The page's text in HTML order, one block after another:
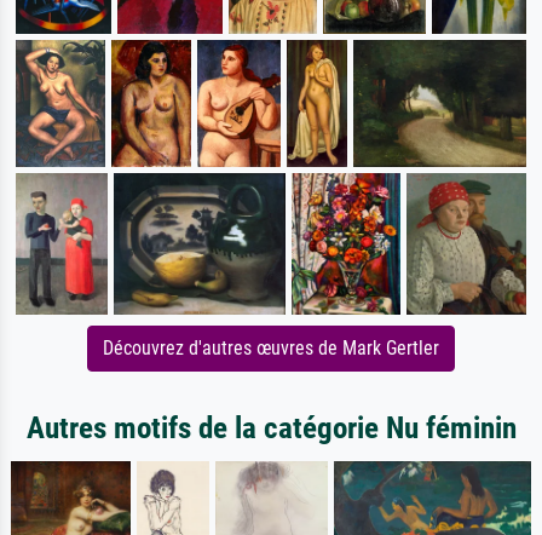
Découvrez d'autres œuvres de Mark Gertler
Autres motifs de la catégorie Nu féminin